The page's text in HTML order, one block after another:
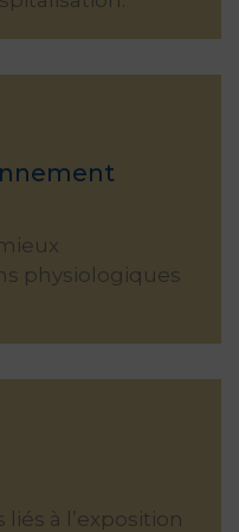
physiologiques
à l’exposition